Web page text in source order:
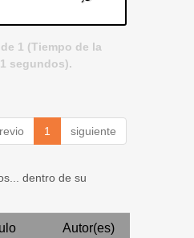
1 (Tiempo de la
segundos).
1 siguiente
dentro de su
Autor(es)